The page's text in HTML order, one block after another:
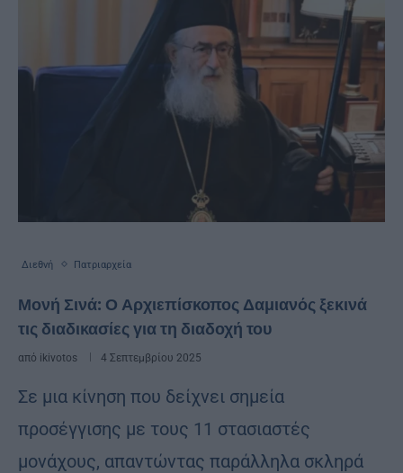
Διεθνή Πατριαρχεία
Μονή Σινά: Ο Αρχιεπίσκοπος Δαμιανός ξεκινά
τις διαδικασίες για τη διαδοχή του
από ikivotos 4 Σεπτεμβρίου 2025
Σε μια κίνηση που δείχνει σημεία
προσέγγισης με τους 11 στασιαστές
μονάχους, απαντώντας παράλληλα σκληρά